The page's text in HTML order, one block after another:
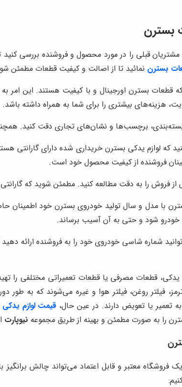
بسترن
قبلی را در مورد محصول و فروشنده بررسی
بسترن نمائید تا از اصالت و کیفیت قطعات مطمئن
قطعات بسترن اورجینال و با کیفیت هستند. این امر
هزینه‌های بیشتری را برای شما به همراه داشته باشد.
برچسب‌ها و نشان‌های تجاری دقت کنید.
که لوازم یدکی بسترن خریداری شده دارای گارانتی
فروشنده از کیفیت محصول خود است.
فروش را به دقت مطالعه کنید. مطمئن شوید که
با مدل و سال تولید خودروی بسترن خود اطمینان
خودرو شود و حتی به آن آسیب برساند.
شماره شاسی خودروی خود را به فروشنده ارائه
قطعات مصرفی یا قطعات تعمیراتی مختلفی را
فیلتر روغن، فیلتر هوا و غیره می‌شوند که به طور
تعمیر یا تعویض دارند. در عین حال، قیمت لوازم
را به صورت مطمئن و بهینه از طریق مجموعه نیوپارت
فروشگاه معتبر و قابل اعتماد می‌تواند چالش